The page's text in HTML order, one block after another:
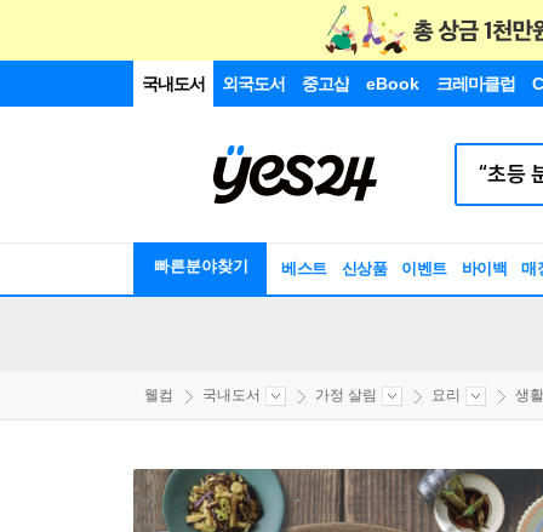
국내도서 외국도서 중고샵 eBook 크레마클럽
빠른분야찾기 베스트 신상품 이벤트 바이백 매
웰컴 국내도서 가정 살림 요리 생